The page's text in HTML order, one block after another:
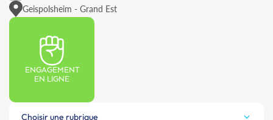
Geispolsheim - Grand Est
ENGAGEMENT
EN LIGNE
Choisir une rubrique